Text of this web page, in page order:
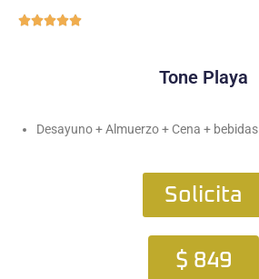

Tone Playa
Desayuno + Almuerzo + Cena + bebidas
Solicita
$ 849